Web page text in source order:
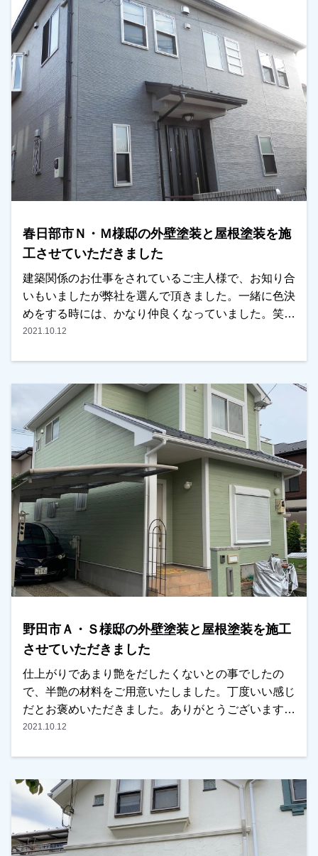
す。
春日部市Ｎ・Ｍ様邸の外壁塗装と屋根塗装を施
工させていただきました
建築関係のお仕事をされているご主人様で、お知り合
いもいましたが弊社を選んで頂きました。一緒に色決
めをする時には、かなり仲良くなっていました。笑雨
樋の集水器が割れていたので、一緒に補修しました。
いいたします。
2021.10.12
野田市Ａ・Ｓ様邸の外壁塗装と屋根塗装を施工
させていただきました
仕上がりであまり艶をだしたくないとの事でしたの
で、半艶の材料をご用意いたしました。丁度いい感じ
だとお褒めいただきました。ありがとうございます。
越谷市・春日部市・野田市で外壁塗装をお考えのお客
2021.10.12